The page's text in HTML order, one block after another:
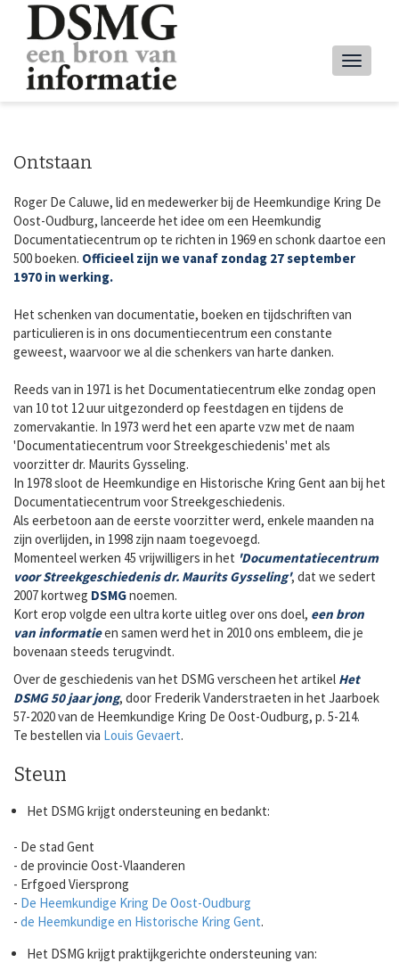
Main
Ontstaan
Roger De Caluwe, lid en medewerker bij de Heemkundige Kring De
Oost-Oudburg, lanceerde het idee om een Heemkundig
Documentatiecentrum op te richten in 1969 en schonk daartoe een
500 boeken. Officieel zijn we vanaf zondag 27 september
1970 in werking.
Het schenken van documentatie, boeken en tijdschriften van
particulieren is in ons documentiecentrum een constante
geweest, waarvoor we al die schenkers van harte danken.
Reeds van in 1971 is het Documentatiecentrum elke zondag open
van 10 tot 12 uur uitgezonderd op feestdagen en tijdens de
zomervakantie. In 1973 werd het een aparte vzw met de naam
'Documentatiecentrum voor Streekgeschiedenis' met als
voorzitter dr. Maurits Gysseling.
In 1978 sloot de Heemkundige en Historische Kring Gent aan bij het
Documentatiecentrum voor Streekgeschiedenis.
Als eerbetoon aan de eerste voorzitter werd, enkele maanden na
zijn overlijden, in 1998 zijn naam toegevoegd.
Momenteel werken 45 vrijwilligers in het 'Documentatiecentrum
voor Streekgeschiedenis dr. Maurits Gysseling', dat we sedert
2007 kortweg DSMGnoemen.
Kort erop volgde een ultra korte uitleg over ons doel, een bron
van informatieen samen werd het in 2010 ons embleem, die je
bovenaan steeds terugvindt.
Over de geschiedenis van het DSMG verscheen het artikel Het
DSMG 50 jaar jong, door Frederik Vanderstraeten in het Jaarboek
57-2020 van de Heemkundige Kring De Oost-Oudburg, p. 5-214.
Te bestellen via Louis Gevaert.
Steun
Het DSMG krijgt ondersteuning en bedankt:
- De stad Gent
- de provincie Oost-Vlaanderen
- Erfgoed Viersprong
- De Heemkundige Kring De Oost-Oudburg
- de Heemkundige en Historische Kring Gent.
Het DSMG krijgt praktijkgerichte ondersteuning van: